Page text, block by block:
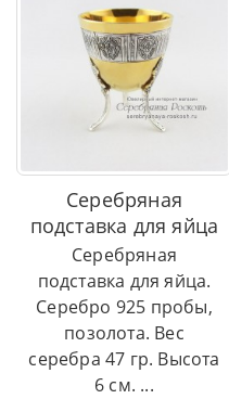
Серебряная
подставка для яйца
Серебряная
подставка для яйца.
Серебро 925 пробы,
позолота. Вес
серебра 47 гр. Высота
6 см. ...